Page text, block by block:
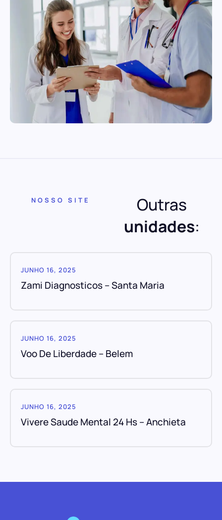
NOSSO SITE
Outras
unidades:
JUNHO 16, 2025
Zami Diagnosticos – Santa Maria
JUNHO 16, 2025
Voo De Liberdade – Belem
JUNHO 16, 2025
Vivere Saude Mental 24 Hs – Anchieta